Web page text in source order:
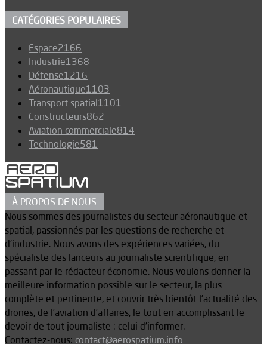
CATÉGORIES POPULAIRES
Espace2166
Industrie1368
Défense1216
Aéronautique1103
Transport spatial1101
Constructeurs862
Aviation commerciale814
Technologie581
À PROPOS DE NOUS
Nous sommes des journalistes du secteur aéronautique et
spatial, passionnés par les questions de recherche et
d’industrie. Nous avons des expériences variées, du
spécialiste des lanceurs au journaliste scientifique, en
passant par le rédacteur économie. Nous voulons donner la
meilleure information possible sur le secteur, la plus
complète et pertinente, et couvrir très bientôt l’actualité des
drones, de l’aviation d’affaires, le tout en accomplissant le
devoir de tout journaliste : celui d’informer.
Contactez-nous: contact@aerospatium.info